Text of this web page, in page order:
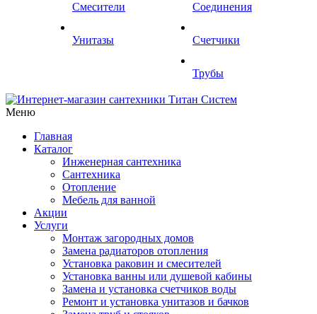
Смесители
Унитазы
Соединения
Счетчики
Трубы
Меню
Главная
Каталог
Инженерная сантехника
Сантехника
Отопление
Мебель для ванной
Акции
Услуги
Монтаж загородных домов
Замена радиаторов отопления
Установка раковин и смесителей
Установка ванны или душевой кабины
Замена и установка счетчиков воды
Ремонт и установка унитазов и бачков